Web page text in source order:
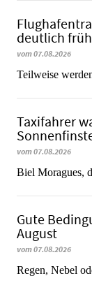
deutlich
vom 07.08.2026
Teilweise
Taxifahrer
vom 07.08.2026
​​​​​​​Biel Moragues,
Gute
August
vom 07.08.2026
Regen, Nebel